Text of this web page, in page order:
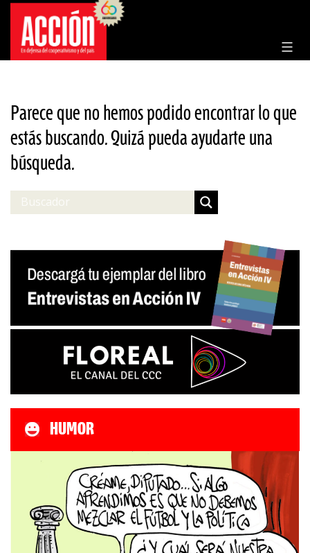
Saltar
contenido
Parece que no hemos podido encontrar lo que
estás buscando. Quizá pueda ayudarte una
búsqueda.
HUMOR